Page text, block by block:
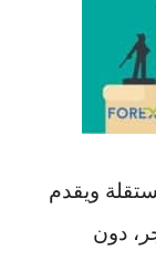
ويقدم
دون